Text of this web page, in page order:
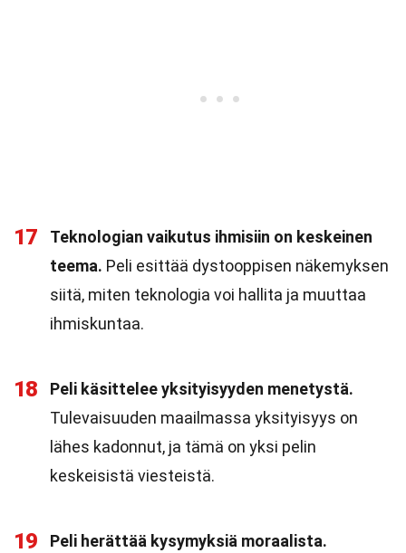
17
Teknologian vaikutus ihmisiin on keskeinen
teema. Peli esittää dystooppisen näkemyksen
siitä, miten teknologia voi hallita ja muuttaa
ihmiskuntaa.
18
Peli käsittelee yksityisyyden menetystä.
Tulevaisuuden maailmassa yksityisyys on
lähes kadonnut, ja tämä on yksi pelin
keskeisistä viesteistä.
19 Peli herättää kysymyksiä moraalista.